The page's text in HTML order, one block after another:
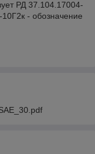
РД 37.104.17004-
- обозначение